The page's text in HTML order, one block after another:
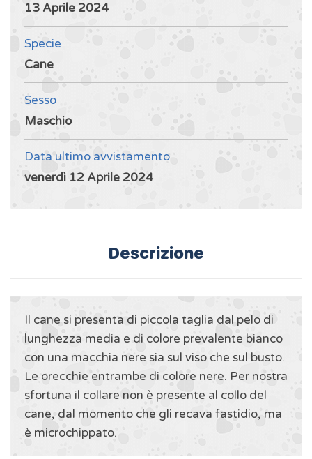
13 Aprile 2024
Specie
Cane
Sesso
Maschio
Data ultimo avvistamento
venerdì 12 Aprile 2024
Descrizione
Il cane si presenta di piccola taglia dal pelo di
lunghezza media e di colore prevalente bianco
con una macchia nere sia sul viso che sul busto.
Le orecchie entrambe di colore nere. Per nostra
sfortuna il collare non è presente al collo del
cane, dal momento che gli recava fastidio, ma
è microchippato.